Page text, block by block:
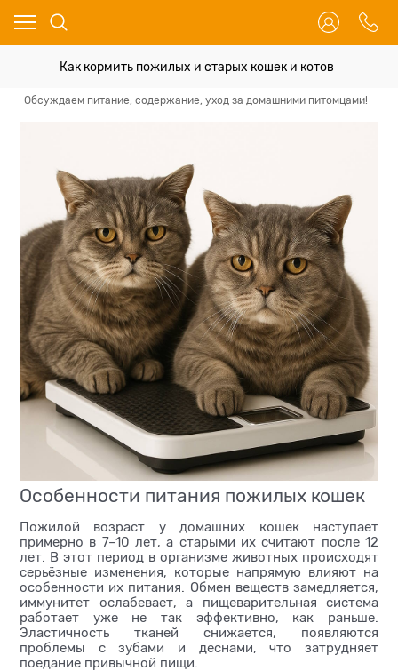
Как кормить пожилых и старых кошек и котов
Обсуждаем питание, содержание, уход за домашними питомцами!
Особенности питания пожилых кошек
Пожилой возраст у домашних кошек наступает
примерно в 7–10 лет, а старыми их считают после 12
лет. В этот период в организме животных происходят
серьёзные изменения, которые напрямую влияют на
особенности их питания. Обмен веществ замедляется,
иммунитет ослабевает, а пищеварительная система
работает уже не так эффективно, как раньше.
Эластичность тканей снижается, появляются
проблемы с зубами и деснами, что затрудняет
поедание привычной пищи.